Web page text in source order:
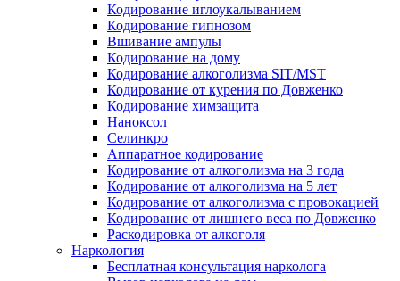
Кодирование иглоукалыванием
Кодирование гипнозом
Вшивание ампулы
Кодирование на дому
Кодирование алкоголизма SIT/MST
Кодирование от курения по Довженко
Кодирование химзащита
Наноксол
Селинкро
Аппаратное кодирование
Кодирование от алкоголизма на 3 года
Кодирование от алкоголизма на 5 лет
Кодирование от алкоголизма с провокацией
Кодирование от лишнего веса по Довженко
Раскодировка от алкоголя
Наркология
Бесплатная консультация нарколога